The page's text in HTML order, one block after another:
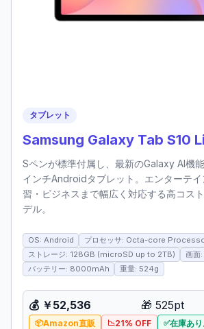
タブレット
Samsung Galaxy Tab S10
Sペンが標準付属し、最新のGalaxy AI機
インチAndroidタブレット。エンターテ
習・ビジネスまで幅広く対応する高コス
デル。
OS: Android
プロセッサ: Octa-core
ストレージ: 128GB (microSD up to 2TB)
画面
バッテリー: 8000mAh
重量: 524g
💰 ￥52,536 🎁 525pt
Amazon直販 21% OFF 在庫あり